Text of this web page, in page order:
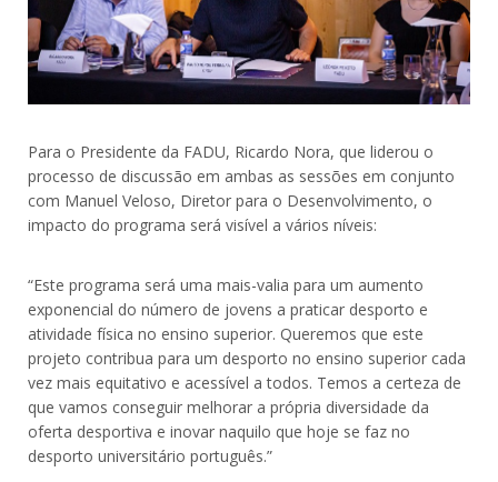
Para o Presidente da FADU, Ricardo Nora, que liderou o
processo de discussão em ambas as sessões em conjunto
com Manuel Veloso, Diretor para o Desenvolvimento, o
impacto do programa será visível a vários níveis:
“Este programa será uma mais-valia para um aumento
exponencial do número de jovens a praticar desporto e
atividade física no ensino superior. Queremos que este
projeto contribua para um desporto no ensino superior cada
vez mais equitativo e acessível a todos. Temos a certeza de
que vamos conseguir melhorar a própria diversidade da
oferta desportiva e inovar naquilo que hoje se faz no
desporto universitário português.”